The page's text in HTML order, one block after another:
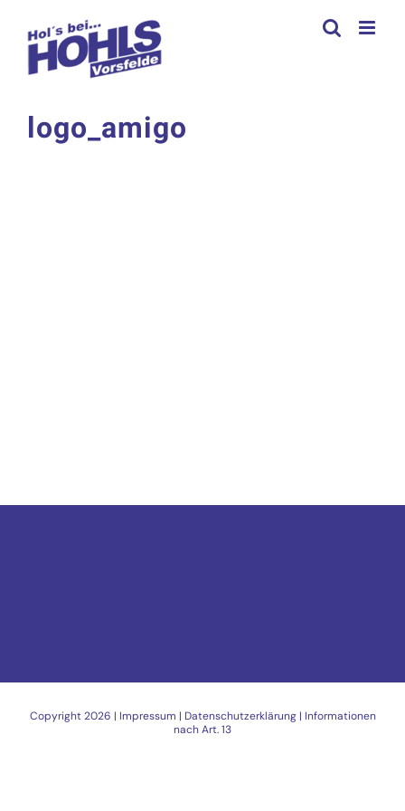
Inhalt
springen
logo_amigo
Copyright2026 | Impressum | Datenschutzerklärung| Informationen
nach Art. 13